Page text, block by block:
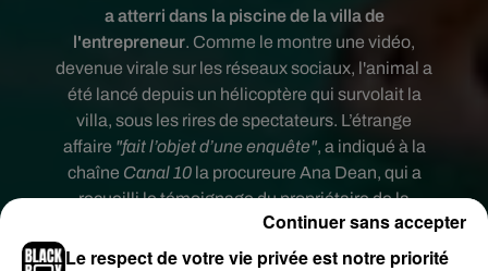
a atterri dans la piscine de la villa de
l'entrepreneur. Comme le montre une vidéo,
devenue virale sur les réseaux sociaux, l'animal a
été lancé depuis un hélicoptère qui survolait la
villa, sous les rires de spectateurs. L’étrange
affaire "fait l’objet d’une enquête", a indiqué à la
chaîne Canal 10la procureure Ana Dean, qui a
recueilli le témoignage du propriétaire de la
maison.
Le respect de votre vie privée est notre priorité
Continuer sans accepter